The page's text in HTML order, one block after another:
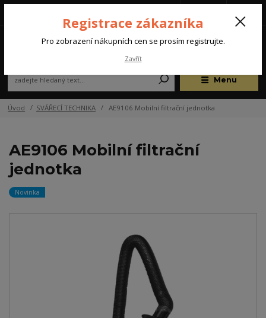
Menu
(Po-Pá, 07:00-15:30 hod.)
Úvod SVÁŘECÍ TECHNIKA AE9106 Mobilní filtrační jednotka
AE9106 Mobilní filtrační
jednotka
Novinka
Registrace zákazníka
Pro zobrazení nákupních cen se prosím registrujte.
Zavřít